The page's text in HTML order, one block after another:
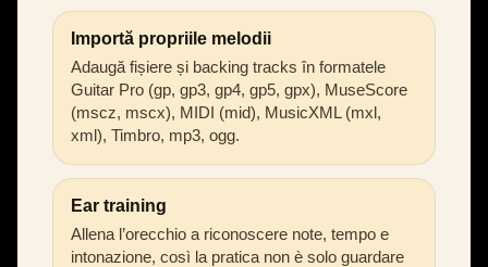
Importă propriile melodii
Adaugă fișiere și backing tracks în formatele
Guitar Pro (gp, gp3, gp4, gp5, gpx), MuseScore
(mscz, mscx), MIDI (mid), MusicXML (mxl,
xml), Timbro, mp3, ogg.
Ear training
Allena l’orecchio a riconoscere note, tempo e
intonazione, così la pratica non è solo guardare